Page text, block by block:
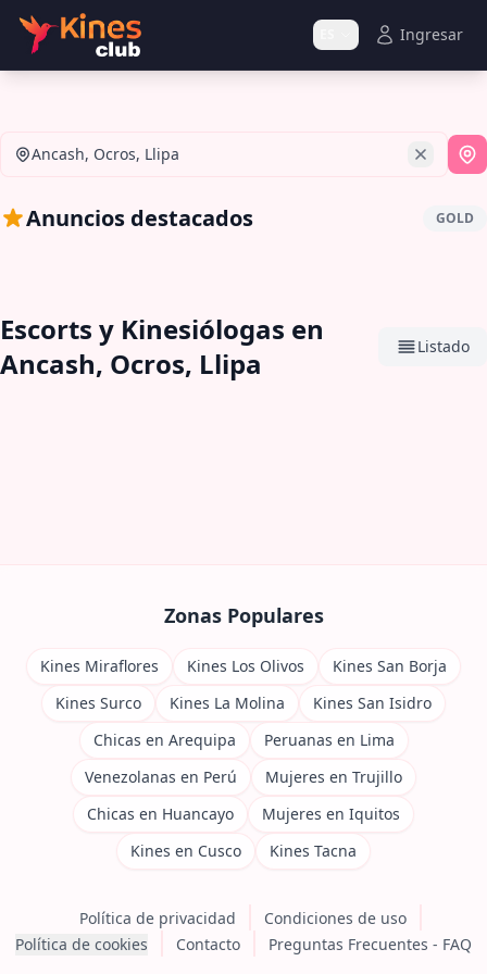
Ingresar
Ancash, Ocros, Llipa
Anuncios destacados GOLD
Escorts y Kinesiólogas en
Ancash, Ocros, Llipa
Listado
Zonas Populares
Kines Miraflores Kines Los Olivos
Kines San Borja
Kines Surco
Kines La Molina
Kines San Isidro
Chicas en Arequipa
Peruanas en Lima
Venezolanas en Perú
Mujeres en Trujillo
Chicas en Huancayo
Mujeres en Iquitos
Kines en Cusco
Kines Tacna
Política de privacidad
Condiciones de uso
Política de cookies
Contacto Preguntas Frecuentes - FAQ